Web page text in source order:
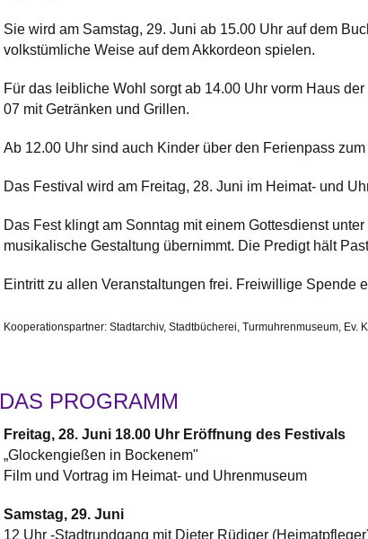
Sie wird am Samstag, 29. Juni ab 15.00 Uhr auf dem
volkstümliche Weise auf dem Akkordeon spielen.
Für das leibliche Wohl sorgt ab 14.00 Uhr vorm Haus
07 mit Getränken und Grillen.
Ab 12.00 Uhr sind auch Kinder über den Ferienpass
Das Festival wird am Freitag, 28. Juni im Heimat- und
Das Fest klingt am Sonntag mit einem Gottesdienst
musikalische Gestaltung übernimmt. Die Predigt hält
Eintritt zu allen Veranstaltungen frei. Freiwillige Spende
Kooperationspartner: Stadtarchiv, Stadtbücherei, Turmuhrenmuseum,
DAS PROGRAMM
Freitag, 28. Juni 18.00 Uhr Eröffnung des Festivals
„Glockengießen in Bockenem"
Film und Vortrag im Heimat- und Uhrenmuseum
Samstag, 29. Juni
12 Uhr -Stadtrundgang mit Dieter Rüdiger